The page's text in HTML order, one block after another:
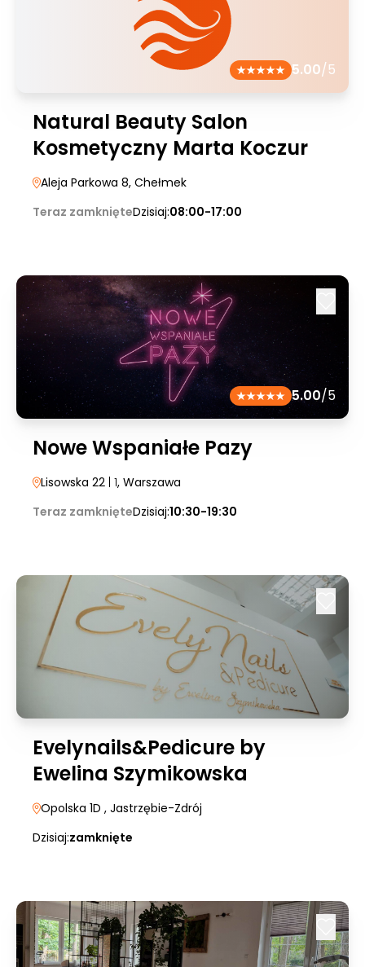
5.00/5
Natural Beauty Salon
Kosmetyczny Marta Koczur
Aleja Parkowa 8, Chełmek
Teraz zamknięteDzisiaj:08:00-17:00
5.00/5
Nowe Wspaniałe Pazy
Lisowska 22 | 1, Warszawa
Teraz zamknięteDzisiaj:10:30-19:30
Evelynails&Pedicure by
Ewelina Szymikowska
Opolska 1D , Jastrzębie-Zdrój
Dzisiaj:zamknięte